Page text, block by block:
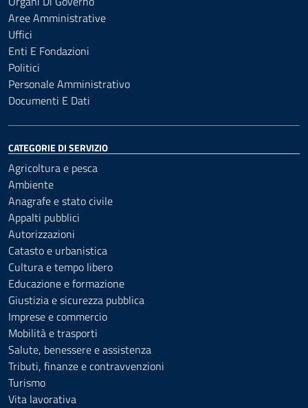
Aree Amministrative
Uffici
Enti E Fondazioni
Politici
Personale Amministrativo
Documenti E Dati
CATEGORIE DI SERVIZIO
Agricoltura e pesca
Ambiente
Anagrafe e stato civile
Appalti pubblici
Autorizzazioni
Catasto e urbanistica
Cultura e tempo libero
Educazione e formazione
Giustizia e sicurezza pubblica
Imprese e commercio
Mobilità e trasporti
Salute, benessere e assistenza
Tributi, finanze e contravvenzioni
Turismo
Vita lavorativa